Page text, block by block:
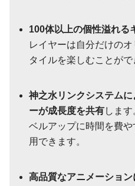
100体以上の個性溢れる
レイヤーは自分だけの
タイルを楽しむことがで
神之水リンクシステム
ーが成長度を共有しま
ベルアップに時間を費
用できます。
高品質なアニメーショ